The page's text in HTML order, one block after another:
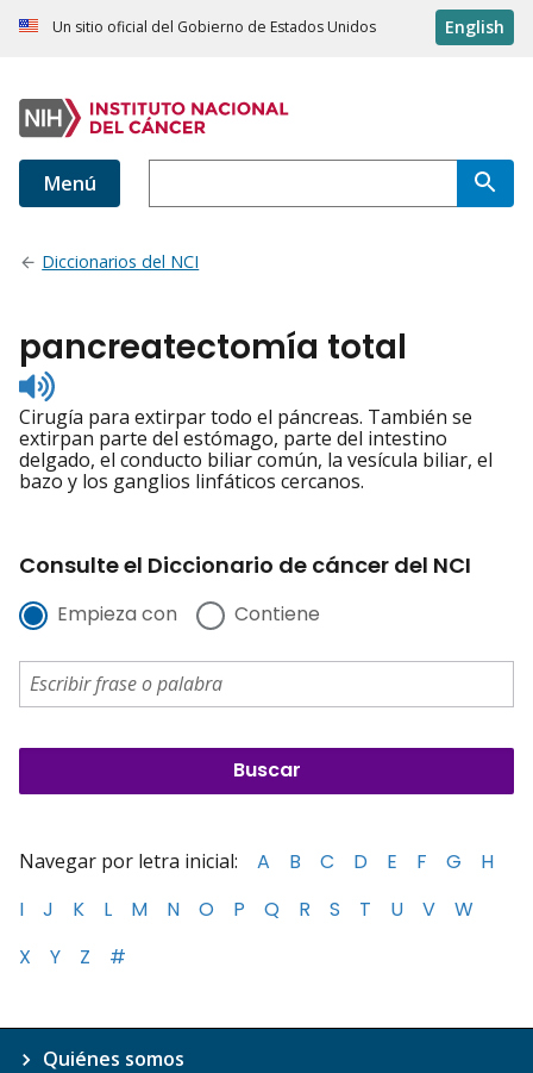
Un sitio oficial del Gobierno de Estados Unidos English
Menú
Diccionarios del NCI
pancreatectomía total
Listen
to
pronunciation
Cirugía para extirpar todo el páncreas. También se
extirpan parte del estómago, parte del intestino
delgado, el conducto biliar común, la vesícula biliar, el
bazo y los ganglios linfáticos cercanos.
Consulte el Diccionario de cáncer del NCI
Empieza con Contiene
Navegar por letra inicial: A B C D E F G
H
I
J K L M N O P Q R S T U V
W
X
Y Z #
Quiénes somos